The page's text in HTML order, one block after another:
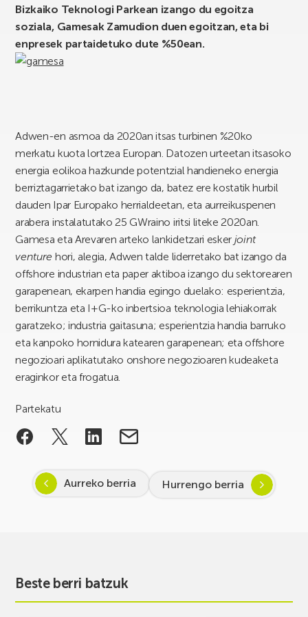
Bizkaiko Teknologi Parkean izango du egoitza
soziala, Gamesak Zamudion duen egoitzan, eta bi
enpresek partaidetuko dute %50ean.
Adwen-en asmoa da 2020an itsas turbinen %20ko
merkatu kuota lortzea Europan. Datozen urteetan itsasoko
energia eolikoa hazkunde potentzial handieneko energia
berriztagarrietako bat izango da, batez ere kostatik hurbil
dauden Ipar Europako herrialdeetan, eta aurreikuspenen
arabera instalatutako 25 GWraino iritsi liteke 2020an.
Gamesa eta Arevaren arteko lankidetzari esker joint
venture hori, alegia, Adwen talde liderretako bat izango da
offshore industrian eta paper aktiboa izango du sektorearen
garapenean, ekarpen handia egingo duelako: esperientzia,
berrikuntza eta I+G-ko inbertsioa teknologia lehiakorrak
garatzeko; industria gaitasuna; esperientzia handia barruko
eta kanpoko hornidura katearen garapenean; eta offshore
negozioari aplikatutako onshore negozioaren kudeaketa
eraginkor eta frogatua.
Partekatu
Aurreko berria Hurrengo berria
Beste berri batzuk